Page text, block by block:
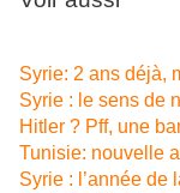
Syrie: 2 ans déjà,
Syrie : le sens de
Hitler ? Pff, une
Tunisie: nouvelle
Syrie : l’année de